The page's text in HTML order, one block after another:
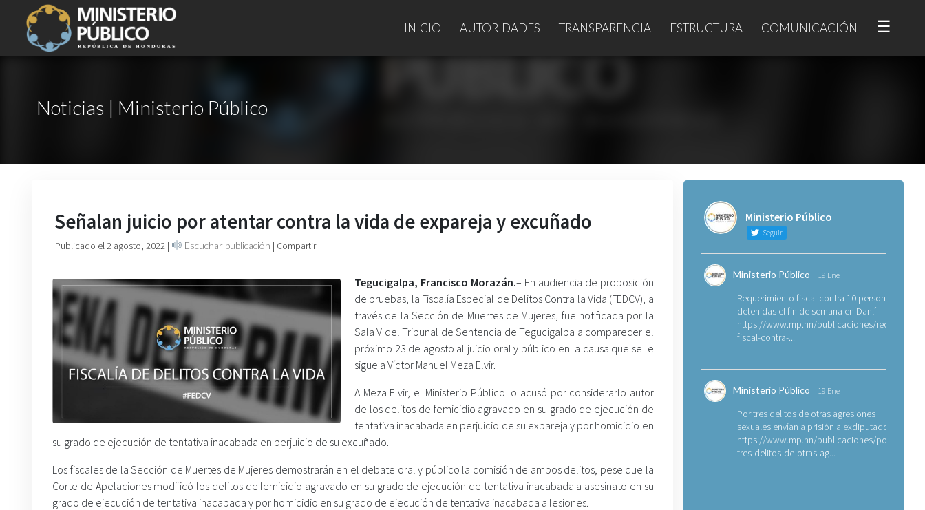
INICIO AUTORIDADES TRANSPARENCIA ESTRUCTURA COMUNICACIÓN ☰
Noticias | Ministerio Público
Señalan juicio por atentar contra la vida de expareja y excuñado
Publicado el 2 agosto, 2022 | Escuchar publicación | Compartir
Tegucigalpa, Francisco Morazán.– En audiencia de proposición
de pruebas, la Fiscalía Especial de Delitos Contra la Vida (FEDCV), a
través de la Sección de Muertes de Mujeres, fue notificada por la
Sala V del Tribunal de Sentencia de Tegucigalpa a comparecer el
próximo 23 de agosto al juicio oral y público en la causa que se le
sigue a Víctor Manuel Meza Elvir.
A Meza Elvir, el Ministerio Público lo acusó por considerarlo autor
de los delitos de femicidio agravado en su grado de ejecución de
tentativa inacabada en perjuicio de su expareja y por homicidio en
su grado de ejecución de tentativa inacabada en perjuicio de su excuñado.
Los fiscales de la Sección de Muertes de Mujeres demostrarán en el debate oral y público la comisión de ambos delitos, pese que la
Corte de Apelaciones modificó los delitos de femicidio agravado en su grado de ejecución de tentativa inacabada a asesinato en su
grado de ejecución de tentativa inacabada y por homicidio en su grado de ejecución de tentativa inacabada a lesiones.
Ministerio Público
Seguir
Ministerio Público 19 Ene
Requerimiento fiscal contra 10 personas
detenidas el fin de semana en Danlí
https://www.mp.hn/publicaciones/
fiscal-contra-...
Ministerio Público 19 Ene
Por tres delitos de otras agresiones
sexuales envían a prisión a exdiputado
https://www.mp.hn/publicaciones/por-
tres-delitos-de-otras-ag...